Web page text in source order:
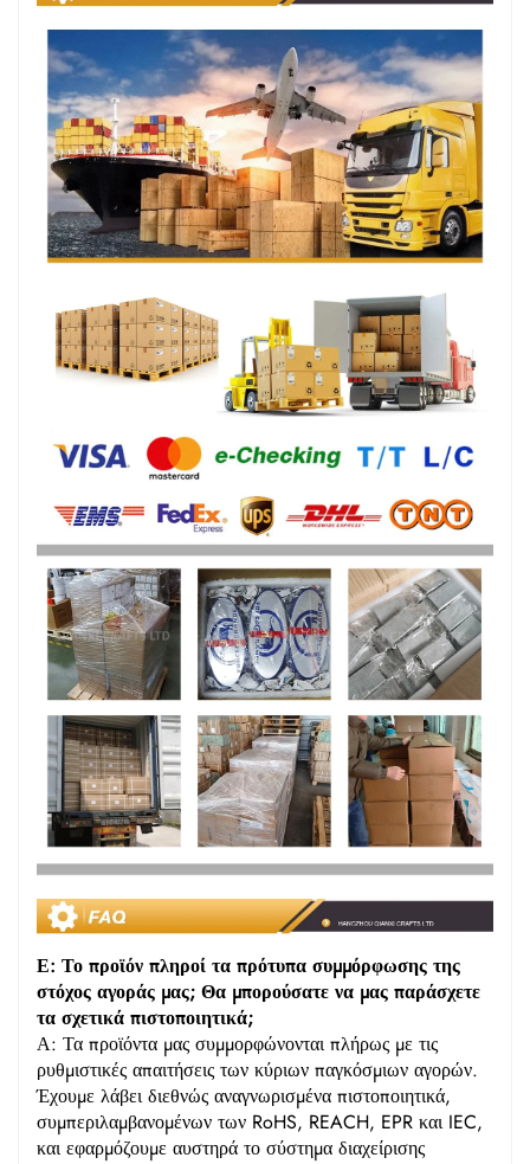
Ε: Το προϊόν πληροί τα πρότυπα συμμόρφωσης της
στόχος αγοράς μας; Θα μπορούσατε να μας παράσχετε
τα σχετικά πιστοποιητικά;
Α: Τα προϊόντα μας συμμορφώνονται πλήρως με τις
ρυθμιστικές απαιτήσεις των κύριων παγκόσμιων αγορών.
Έχουμε λάβει διεθνώς αναγνωρισμένα πιστοποιητικά,
συμπεριλαμβανομένων των RoHS, REACH, EPR και IEC,
και εφαρμόζουμε αυστηρά το σύστημα διαχείρισης